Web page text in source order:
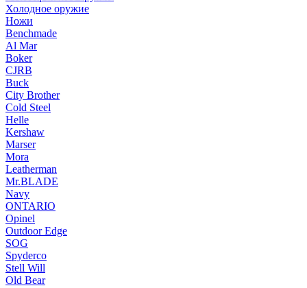
Холодное оружие
Ножи
Benchmade
Al Mar
Boker
CJRB
Buck
City Brother
Cold Steel
Helle
Kershaw
Marser
Mora
Leatherman
Mr.BLADE
Navy
ONTARIO
Opinel
Outdoor Edge
SOG
Spyderco
Stell Will
Old Bear